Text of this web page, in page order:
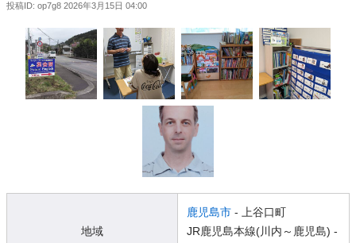
投稿ID: op7g8 2026年3月15日 04:00
地域
鹿児島市 - 上谷口町
JR鹿児島本線(川内～鹿児島) -